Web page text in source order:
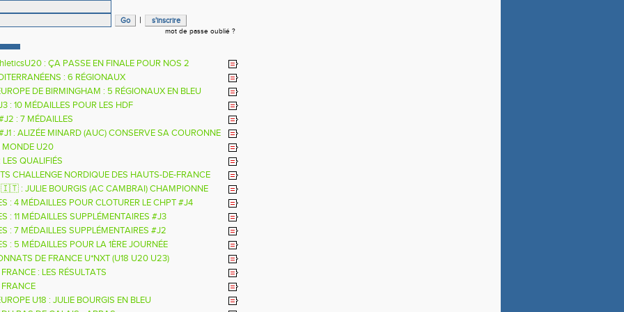
|
mot de passe oublié ?
: ÇA PASSE EN FINALE POUR NOS 2
: 6 RÉGIONAUX
DE BIRMINGHAM : 5 RÉGIONAUX EN BLEU
: 10 MÉDAILLES POUR LES HDF
: 7 MÉDAILLES
: ALIZÉE MINARD (AUC) CONSERVE SA COURONNE
MONDE U20
LES QUALIFIÉS
CHALLENGE NORDIQUE DES HAUTS-DE-FRANCE
: JULIE BOURGIS (AC CAMBRAI) CHAMPIONNE
U18 DE LA PERCHE
: 4 MÉDAILLES POUR CLOTURER LE CHPT #J4
: 11 MÉDAILLES SUPPLÉMENTAIRES #J3
: 7 MÉDAILLES SUPPLÉMENTAIRES #J2
: 5 MÉDAILLES POUR LA 1ÈRE JOURNÉE
DE FRANCE U*NXT (U18 U20 U23)
: LES RÉSULTATS
U18 : JULIE BOURGIS EN BLEU